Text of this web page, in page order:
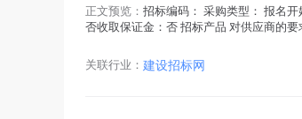
正文预览： 招标编码： 采购类型： 报名
否收取保证金：否 招标产品 对供应商的
关联行业： 建设招标网